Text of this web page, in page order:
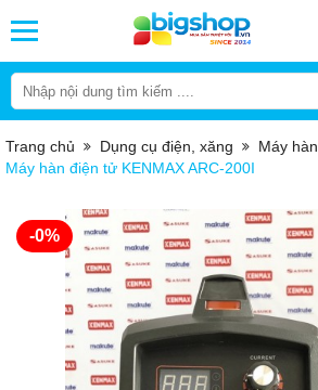
Trang chủ Dụng cụ điện, xăng Máy hàn
Máy hàn điện tử KENMAX ARC-200I
-0%